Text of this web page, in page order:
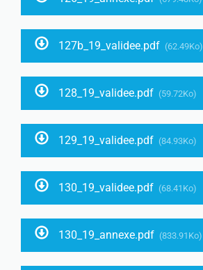
127b_19_validee.pdf (62.49Ko)
128_19_validee.pdf (59.72Ko)
129_19_validee.pdf (84.93Ko)
130_19_validee.pdf (68.41Ko)
130_19_annexe.pdf (833.91Ko)